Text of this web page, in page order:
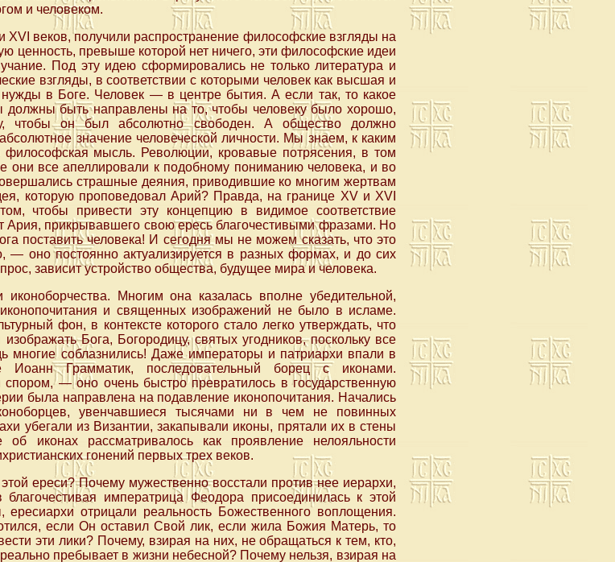
и человеком.
веков, получили распространение философские взгляды на
ценность, превыше которой нет ничего, эти философские идеи
Под эту идею сформировались не только литература и
взгляды, в соответствии с которыми человек как высшая и
в Боге. Человек — в центре бытия. А если так, то какое
должны быть направлены на то, чтобы человеку было хорошо,
чтобы он был абсолютно свободен. А общество должно
значение человеческой личности. Мы знаем, к каким
мысль. Революции, кровавые потрясения, в том
все апеллировали к подобному пониманию человека, и во
страшные деяния, приводившие ко многим жертвам
которую проповедовал Арий? Правда, на границе XV и XVI
чтобы привести эту концепцию в видимое соответствие
Ария, прикрывавшего свою ересь благочестивыми фразами. Но
поставить человека! И сегодня мы не можем сказать, что это
— оно постоянно актуализируется в разных формах, и до сих
зависит устройство общества, будущее мира и человека.
Многим она казалась вполне убедительной,
и священных изображений не было в исламе.
фон, в контексте которого стало легко утверждать, что
Бога, Богородицу, святых угодников, поскольку все
многие соблазнились! Даже императоры и патриархи впали в
Иоанн Грамматик, последовательный борец с иконами.
спором, — оно очень быстро превратилось в государственную
была направлена на подавление иконопочитания. Начались
увенчавшиеся тысячами ни в чем не повинных
убегали из Византии, закапывали иконы, прятали их в стены
иконах рассматривалось как проявление нелояльности
гонений первых трех веков.
ереси? Почему мужественно восстали против нее иерархи,
императрица Феодора присоединилась к этой
отрицали реальность Божественного воплощения.
если Он оставил Свой лик, если жила Божия Матерь, то
эти лики? Почему, взирая на них, не обращаться к тем, кто,
пребывает в жизни небесной? Почему нельзя, взирая на